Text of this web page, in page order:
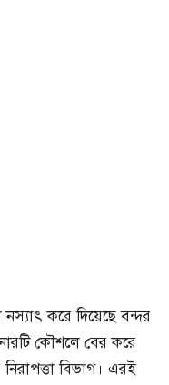
করে দিয়েছে বন্দর
কৌশলে বের করে
বিভাগ। এরই